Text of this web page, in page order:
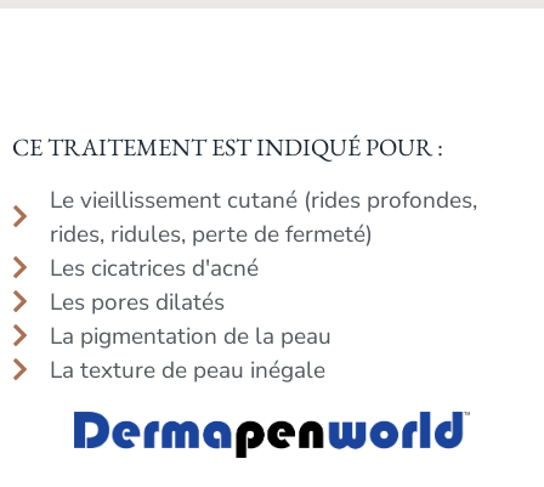
CE TRAITEMENT EST INDIQUÉ POUR :
Le vieillissement cutané (rides profondes,
rides, ridules, perte de fermeté)
Les cicatrices d'acné
Les pores dilatés
La pigmentation de la peau
La texture de peau inégale